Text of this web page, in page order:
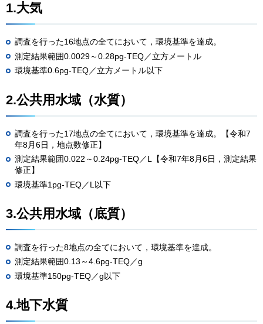
1.大気
調査を行った16地点の全てにおいて，環境基準を達成。
測定結果範囲0.0029～0.28pg-TEQ／立方メートル
環境基準0.6pg-TEQ／立方メートル以下
2.公共用水域（水質）
調査を行った17地点の全てにおいて，環境基準を達成。【令和7
年8月6日，地点数修正】
測定結果範囲0.022～0.24pg-TEQ／L【令和7年8月6日，測定結果
修正】
環境基準1pg-TEQ／L以下
3.公共用水域（底質）
調査を行った8地点の全てにおいて，環境基準を達成。
測定結果範囲0.13～4.6pg-TEQ／g
環境基準150pg-TEQ／g以下
4.地下水質